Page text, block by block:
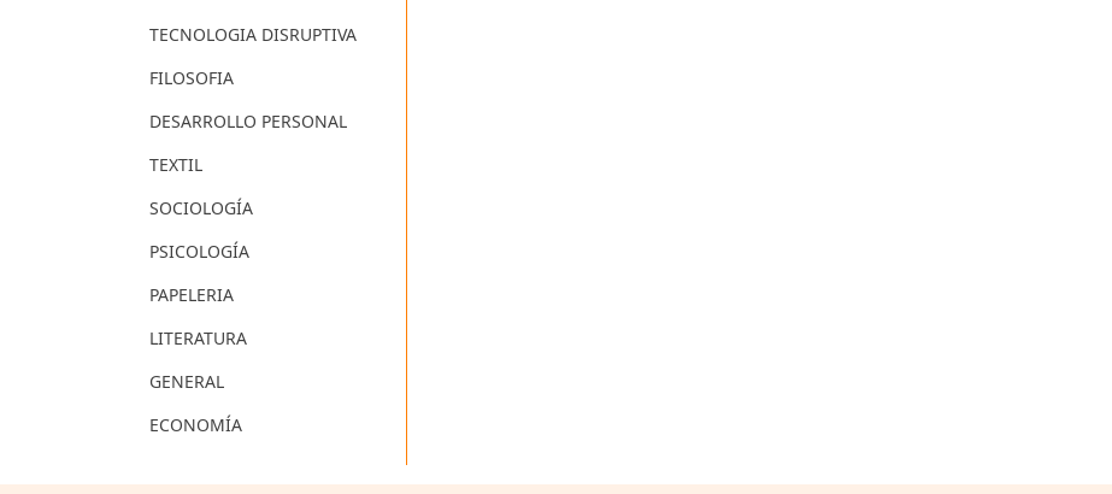
TECNOLOGIA DISRUPTIVA
FILOSOFIA
DESARROLLO PERSONAL
TEXTIL
SOCIOLOGÍA
PSICOLOGÍA
PAPELERIA
LITERATURA
GENERAL
ECONOMÍA